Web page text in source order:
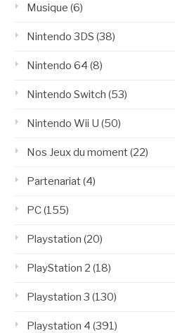
Musique (6)
Nintendo 3DS (38)
Nintendo 64 (8)
Nintendo Switch (53)
Nintendo Wii U (50)
Nos Jeux du moment(22)
Partenariat(4)
PC(155)
Playstation (20)
PlayStation 2 (18)
Playstation 3 (130)
Playstation 4 (391)